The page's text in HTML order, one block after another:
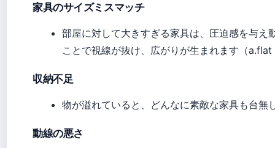
家具のサイズミスマッチ
部屋に対して大きすぎる家具は、圧迫感を与
ことで視線が抜け、広がりが生まれます（
収納不足
物が溢れていると、どんなに素敵な家具も台
動線の悪さ